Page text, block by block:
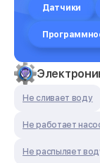
Датчики
Не сливает воду
Не работает
Не распыляет